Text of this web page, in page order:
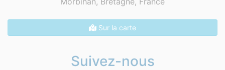
Sur la carte
Suivez-nous